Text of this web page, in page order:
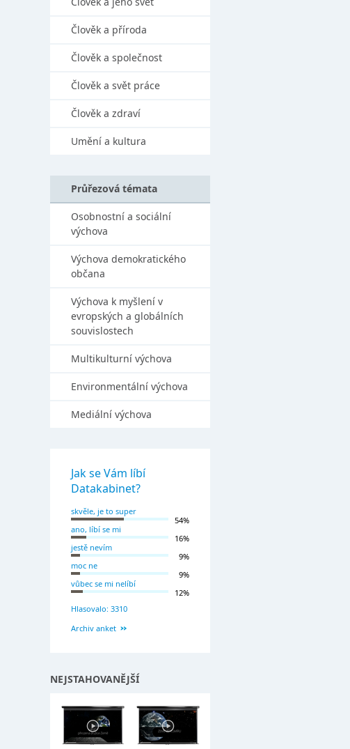
Člověk a příroda
Člověk a společnost
Člověk a svět práce
Člověk a zdraví
Umění a kultura
Průřezová témata
Osobnostní a sociální
výchova
Výchova demokratického
občana
Výchova k myšlení v
evropských a globálních
souvislostech
Multikulturní výchova
Environmentální výchova
Mediální výchova
Jak se Vám líbí
Datakabinet?
skvěle, je to super
54%
ano, líbí se mi
16%
jestě nevím
9%
moc ne
9%
vůbec se mi nelíbí
12%
Hlasovalo: 3310
Archiv anket
NEJSTAHOVANĚJŠÍ